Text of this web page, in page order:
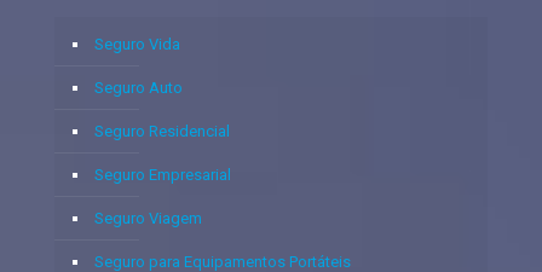
Seguro Vida
Seguro Auto
Seguro Residencial
Seguro Empresarial
Seguro Viagem
Seguro para Equipamentos Portáteis